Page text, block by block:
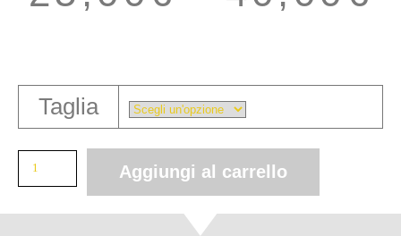
Taglia
Aggiungi al carrello